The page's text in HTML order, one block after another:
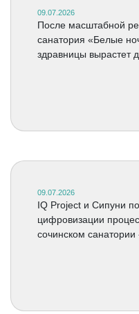
09.07.2026
После масштабной
санатория «Белые
здравницы вырастет
09.07.2026
IQ Project и Сипуни
цифровизации
сочинском